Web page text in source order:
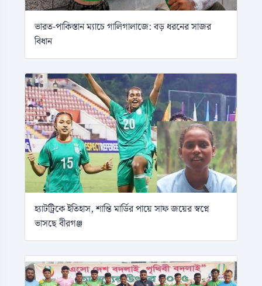
ভারত-পাকিস্তান ম্যাচে গালিগালাজে: বড় ধরনের সাজর
বিধান
হ্যাটট্রিকে ইতিহাস, শান্তি মার্ডির পায়ে সাফ জয়ের স্বপ্নে
ভাসছে বীরগঞ্জ